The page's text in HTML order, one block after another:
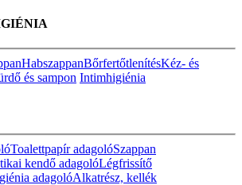
HabszappanBőrfertőtlenítésKéz- és
és sampon Intimhigiénia
Toalettpapír adagolóSzappan
kendő adagolóLégfrissítő
adagolóAlkatrész, kellék